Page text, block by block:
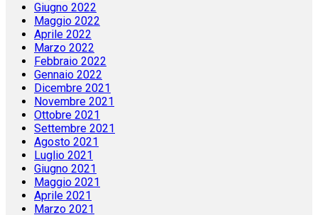
Giugno 2022
Maggio 2022
Aprile 2022
Marzo 2022
Febbraio 2022
Gennaio 2022
Dicembre 2021
Novembre 2021
Ottobre 2021
Settembre 2021
Agosto 2021
Luglio 2021
Giugno 2021
Maggio 2021
Aprile 2021
Marzo 2021